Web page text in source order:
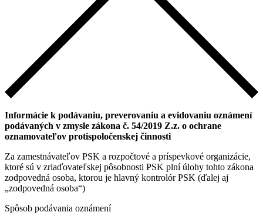
Informácie k podávaniu, preverovaniu a evidovaniu oznámení
podávaných v zmysle zákona č. 54/2019 Z.z. o ochrane
oznamovateľov protispoločenskej činnosti
Za zamestnávateľov PSK a rozpočtové a príspevkové organizácie,
ktoré sú v zriaďovateľskej pôsobnosti PSK plní úlohy tohto zákona
zodpovedná osoba, ktorou je hlavný kontrolór PSK (ďalej aj
„zodpovedná osoba“)
Spôsob podávania oznámení